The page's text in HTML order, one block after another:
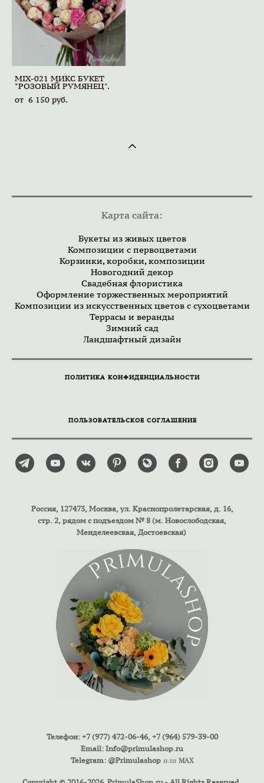
MIX-021 МИКС БУКЕТ
"РОЗОВЫЙ РУМЯНЕЦ".
от 6 150 pуб.
Карта сайта:
Букеты из живых цветов
Композиции с первоцветами
Корзинки, коробки, композиции
Новогодний декор
Свадебная флористика
Оформление торжественных мероприятий
Композиции из искусственных цветов с сухоцветами
Террасы и веранды
Зимний сад
Ландшафтный дизайн
ПОЛИТИКА КОНФИДЕНЦИАЛЬНОСТИ
ПОЛЬЗОВАТЕЛЬСКОЕ СОГЛАШЕНИЕ
Россия, 127473, Москва, ул. Краснопролетарская, д. 16,
стр. 2, рядом с подъездом № 8 (м. Новослободская,
Менделеевская, Достоевская)
Телефон: +7 (977) 472-06-46, +7 (964) 579-39-00
Email: Info@primulashop.ru
Telegram: @Primulashop или MAX